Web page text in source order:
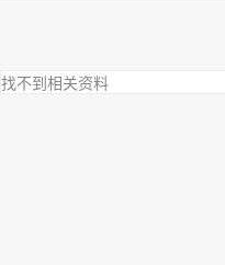
找不到相关资料